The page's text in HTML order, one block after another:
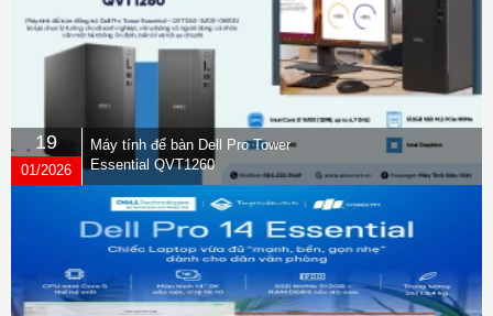
19
01/2026
Máy tính để bàn Dell Pro Tower
Essential QVT1260